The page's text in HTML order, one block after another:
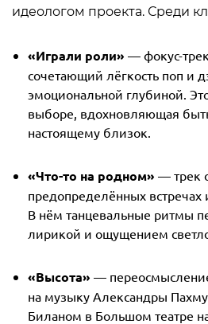
идеологом проекта. Среди
«Играли роли» — фокус-
сочетающий лёгкость поп и
эмоциональной глубиной.
выборе, вдохновляющая
настоящему близок.
«Что-то на родном» — трек
предопределённых встречах
В нём танцевальные ритмы
лирикой и ощущением
«Высота» —
на музыку Александры
Биланом в Большом театре